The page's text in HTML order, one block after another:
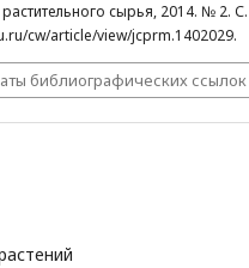
сырья, 2014. № 2. С.
cw/article/view/jcprm.1402029.
библиографических ссылок